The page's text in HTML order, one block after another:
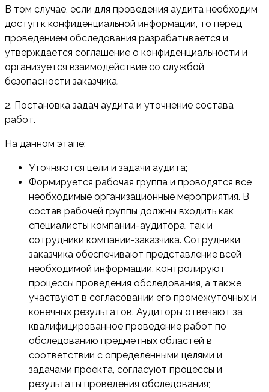
В том случае, если для проведения аудита необходим
доступ к конфиденциальной информации, то перед
проведением обследования разрабатывается и
утверждается соглашение о конфиденциальности и
организуется взаимодействие со службой
безопасности заказчика.
2. Постановка задач аудита и уточнение состава
работ.
На данном этапе:
Уточняются цели и задачи аудита;
Формируется рабочая группа и проводятся все
необходимые организационные мероприятия. В
состав рабочей группы должны входить как
специалисты компании-аудитора, так и
сотрудники компании-заказчика. Сотрудники
заказчика обеспечивают представление всей
необходимой информации, контролируют
процессы проведения обследования, а также
участвуют в согласовании его промежуточных и
конечных результатов. Аудиторы отвечают за
квалифицированное проведение работ по
обследованию предметных областей в
соответствии с определенными целями и
задачами проекта, согласуют процессы и
результаты проведения обследования;